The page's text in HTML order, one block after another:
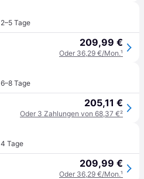
2–5 Tage
209,99 €
Oder 36,29 €/Mon.¹
6–8 Tage
205,11 €
Oder 3 Zahlungen von 68,37 €²
4 Tage
209,99 €
Oder 36,29 €/Mon.¹